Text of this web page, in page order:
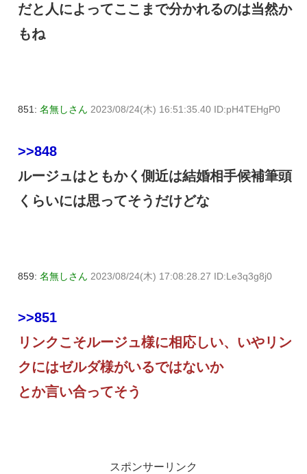
だと人によってここまで分かれるのは当然か
もね
851: 名無しさん 2023/08/24(木) 16:51:35.40 ID:pH4TEHgP0
>>848
ルージュはともかく側近は結婚相手候補筆頭
くらいには思ってそうだけどな
859: 名無しさん 2023/08/24(木) 17:08:28.27 ID:Le3q3g8j0
>>851
リンクこそルージュ様に相応しい、いやリン
クにはゼルダ様がいるではないか
とか言い合ってそう
スポンサーリンク